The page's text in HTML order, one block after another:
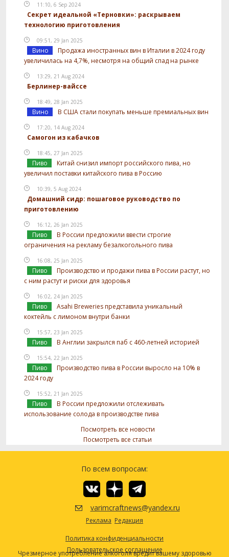
11:10, 6 Sep 2024
Секрет идеальной «Терновки»: раскрываем
технологию приготовления
09:51, 29 Jan 2025
Вино
Продажа иностранных вин в Италии в 2024 году
увеличилась на 4,7%, несмотря на общий спад на рынке
13:29, 21 Aug 2024
Берлинер-вайссе
18:49, 28 Jan 2025
Вино В США стали покупать меньше премиальных вин
17:20, 14 Aug 2024
Самогон из кабачков
18:45, 27 Jan 2025
Пиво
Китай снизил импорт российского пива, но
увеличил поставки китайского пива в Россию
10:39, 5 Aug 2024
Домашний сидр: пошаговое руководство по
приготовлению
16:12, 26 Jan 2025
Пиво
В России предложили ввести строгие
ограничения на рекламу безалкогольного пива
16:08, 25 Jan 2025
Пиво
Производство и продажи пива в России растут, но
с ним растут и риски для здоровья
16:02, 24 Jan 2025
Пиво
Asahi Breweries представила уникальный
коктейль с лимоном внутри банки
15:57, 23 Jan 2025
Пиво В Англии закрылся паб с 460-летней историей
15:54, 22 Jan 2025
Пиво
Производство пива в России выросло на 10% в
2024 году
15:52, 21 Jan 2025
Пиво
В России предложили отслеживать
использование солода в производстве пива
Посмотреть все новости
Посмотреть все статьи
По всем вопросам:
varimcraftnews@yandex.ru
Реклама Редакция
Политика конфиденциальности
Пользовательское соглашение
Чрезмерное употребление алкоголя вредит вашему здоровью